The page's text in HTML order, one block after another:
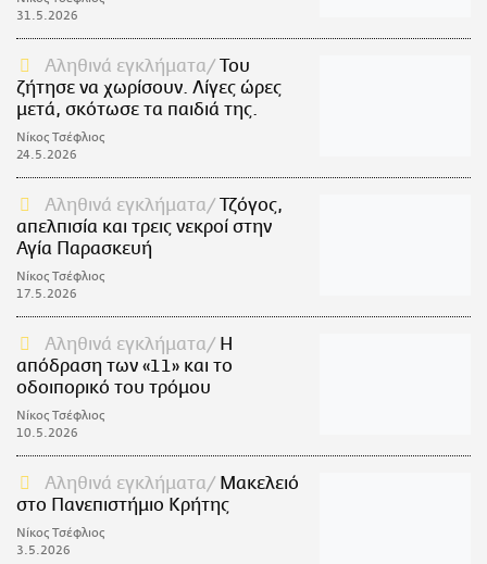
31.5.2026
Αληθινά εγκλήματα
Του
ζήτησε να χωρίσουν. Λίγες ώρες
μετά, σκότωσε τα παιδιά της.
Νίκος Τσέφλιος
24.5.2026
Αληθινά εγκλήματα
Τζόγος,
απελπισία και τρεις νεκροί στην
Αγία Παρασκευή
Νίκος Τσέφλιος
17.5.2026
Αληθινά εγκλήματα
Η
απόδραση των «11» και το
οδοιπορικό του τρόμου
Νίκος Τσέφλιος
10.5.2026
Αληθινά εγκλήματα
Μακελειό
στο Πανεπιστήμιο Κρήτης
Νίκος Τσέφλιος
3.5.2026